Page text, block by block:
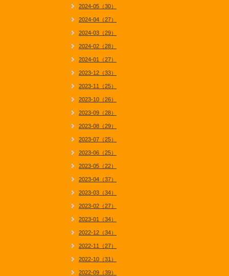
2024-05（30）
2024-04（27）
2024-03（29）
2024-02（28）
2024-01（27）
2023-12（33）
2023-11（25）
2023-10（26）
2023-09（28）
2023-08（29）
2023-07（25）
2023-06（25）
2023-05（22）
2023-04（37）
2023-03（34）
2023-02（27）
2023-01（34）
2022-12（34）
2022-11（27）
2022-10（31）
2022-09（39）